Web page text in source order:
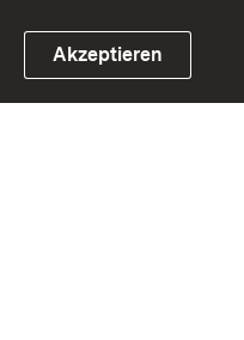
Link zum Landesportal
Akzeptieren